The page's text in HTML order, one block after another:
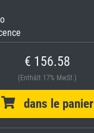
€ 156.58
(Enthält 17% MwSt.)
dans le panier